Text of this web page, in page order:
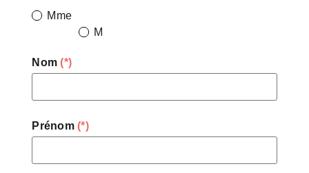
Mme
M
Nom(*)
Prénom(*)